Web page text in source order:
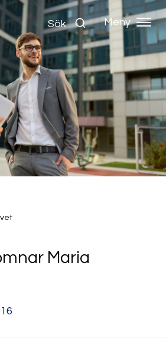
Sök Meny
Maria